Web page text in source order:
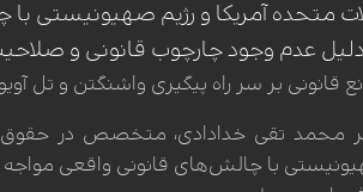
متحده آمریکا و رژیم صهیونیستی
عدم وجود چارچوب قانونی و
قانونی بر سر راه پیگیری واشنگتن و تل
محمد تقی خدادادی، متخصص در حقوق
با چالش‌های قانونی واقعی مواجه